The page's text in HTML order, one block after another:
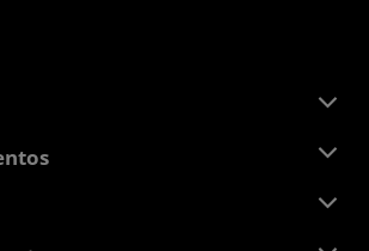
corporativa